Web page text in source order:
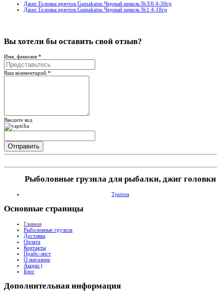
Джиг Головка крючок Gamakatsu Черный никель №3/0 4-30гр
Джиг Головка крючок Gamakatsu Черный никель №1 4-18гр
Вы хотели бы оставить свой отзыв?
Имя, фамилия *
Ваш комментарий *
Введите код
Рыболовные грузила для рыбалки, джиг головки
Тритон
Основные страницы
Главная
Рыболовные грузила
Доставка
Оплата
Контакты
Прайс-лист
О магазине
Акции:)
Блог
Дополнительная информация